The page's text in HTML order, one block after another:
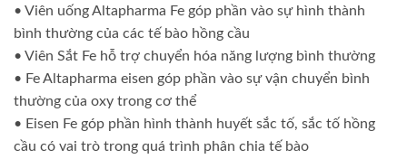
• Viên uống Altapharma Fe góp phần vào sự hình thành
bình thường của các tế bào hồng cầu
• Viên Sắt Fe hỗ trợ chuyển hóa năng lượng bình thường
• Fe Altapharma eisen góp phần vào sự vận chuyển bình
thường của oxy trong cơ thể
• Eisen Fe góp phần hình thành huyết sắc tố, sắc tố hồng
cầu có vai trò trong quá trình phân chia tế bào